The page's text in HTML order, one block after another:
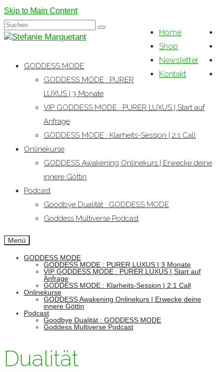
Skip to Main Content
Home
Shop
Newsletter
Kontakt
Suchen
nach:
GODDESS MODE
GODDESS MODE : PURER
LUXUS | 3 Monate
VIP GODDESS MODE : PURER LUXUS | Start auf
Anfrage
GODDESS MODE : Klarheits-Session | 2:1 Call
Onlinekurse
GODDESS Awakening Onlinekurs | Erwecke deine
innere Göttin
Podcast
Goodbye Dualität : GODDESS MODE
Goddess Multiverse Podcast
Menü
GODDESS MODE
GODDESS MODE : PURER LUXUS | 3 Monate
VIP GODDESS MODE : PURER LUXUS | Start auf
Anfrage
GODDESS MODE : Klarheits-Session | 2:1 Call
Onlinekurse
GODDESS Awakening Onlinekurs | Erwecke deine
innere Göttin
Podcast
Goodbye Dualität : GODDESS MODE
Goddess Multiverse Podcast
Dualität